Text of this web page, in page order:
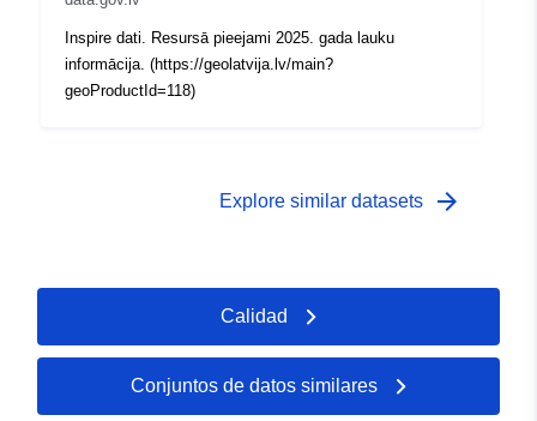
Inspire dati. Resursā pieejami 2025. gada lauku
informācija. (https://geolatvija.lv/main?
geoProductId=118)
Explore similar datasets arrow_forward
Calidad
Conjuntos de datos similares